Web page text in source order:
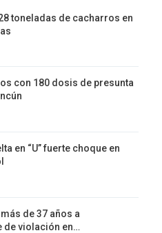
toneladas de cacharros en
con 180 dosis de presunta
en “U” fuerte choque en
de 37 años a
de violación en…